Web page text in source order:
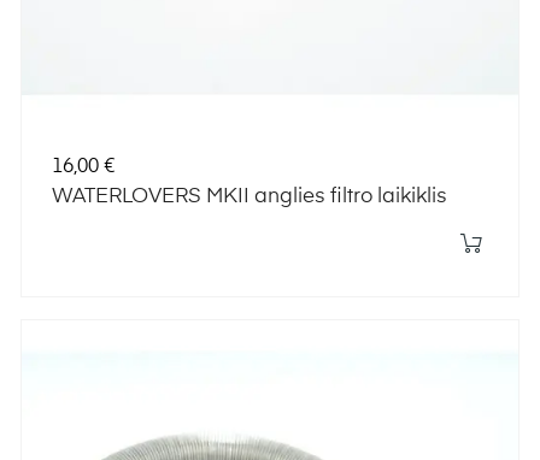
Kaina
16,00 €
WATERLOVERS MKII anglies filtro laikiklis